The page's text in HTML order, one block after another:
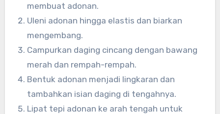
membuat adonan.
Uleni adonan hingga elastis dan biarkan
mengembang.
Campurkan daging cincang dengan bawang
merah dan rempah-rempah.
Bentuk adonan menjadi lingkaran dan
tambahkan isian daging di tengahnya.
Lipat tepi adonan ke arah tengah untuk